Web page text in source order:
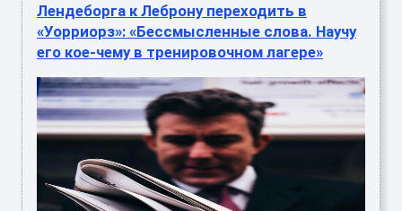
Лендеборга к Леброну переходить в
«Уорриорз»: «Бессмысленные слова. Научу
его кое-чему в тренировочном лагере»